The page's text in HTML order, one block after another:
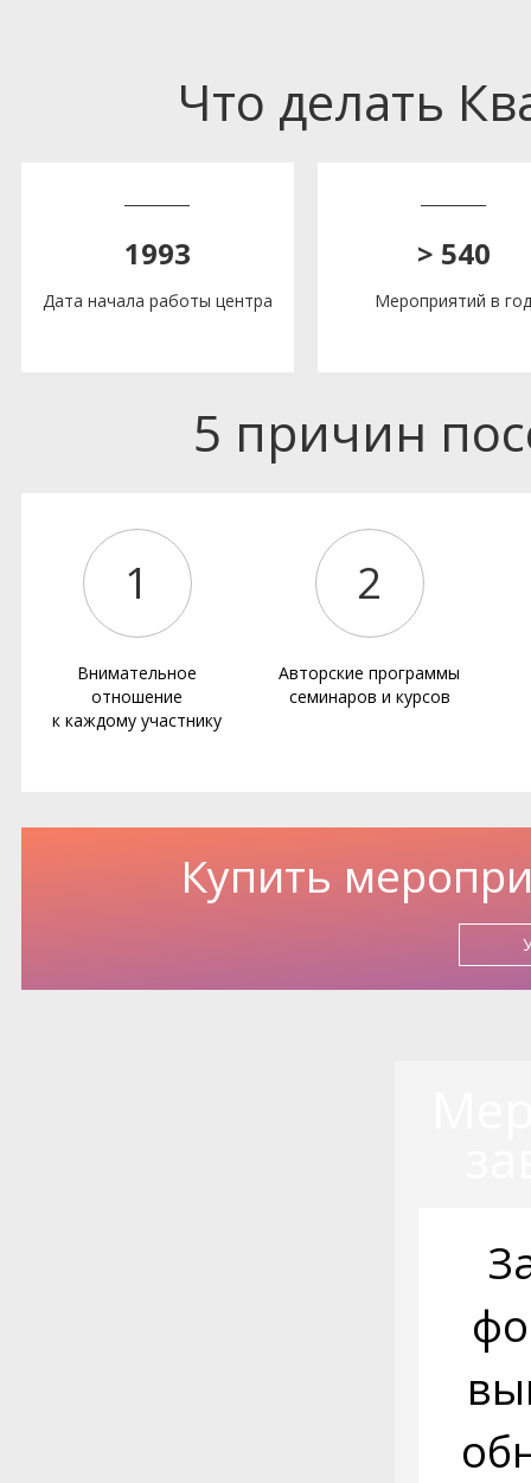
Что делать
1993
Дата начала работы центра
> 540
Мероприятий в год
5 причин
1
Внимательное
отношение
к каждому участнику
2
Авторские программы
семинаров и курсов
Купить